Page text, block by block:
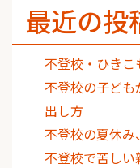
最近の投
不登校・ひき
不登校の子ども
出し方
不登校の夏休
不登校で苦し